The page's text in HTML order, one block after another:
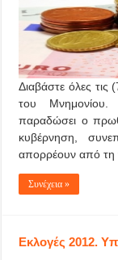
Διαβάστε όλες
του
παραδώσει ο
κυβέρνηση,
απορρέουν από τη
Συνέχεια »
Εκλογές 2012.